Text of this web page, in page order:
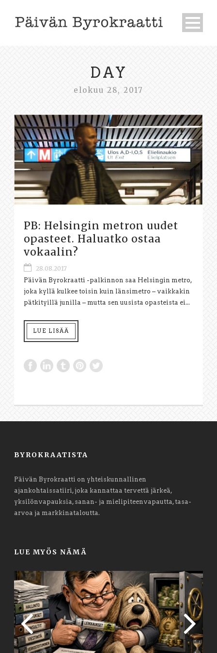
DAY
elokuu 28, 2017
PB: Helsingin metron uudet
opasteet. Haluatko ostaa
vokaalin?
28.08.2017
Päivän Byrokraatti -palkinnon saa Helsingin metro,
joka kyllä kulkee toisin kuin länsimetro – vaikkakin
pätkityillä junilla – mutta sen uusista opasteista ei...
LUE LISÄÄ
BYROKRAATISTA
Päivän Byrokraatti on yhteiskunnallinen
ajankohtaissatiiri, joka kannattaa tervettä järkeä,
yksilönvapauksia, sanan- ja mielipiteenvapautta, tasa-
arvoa ja markkinataloutta.
LUE MYÖS NÄMÄ